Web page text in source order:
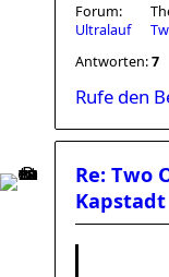
Forum:
Ultralauf
Antworten:7
Rufe den
Re: Two
Kapstadt